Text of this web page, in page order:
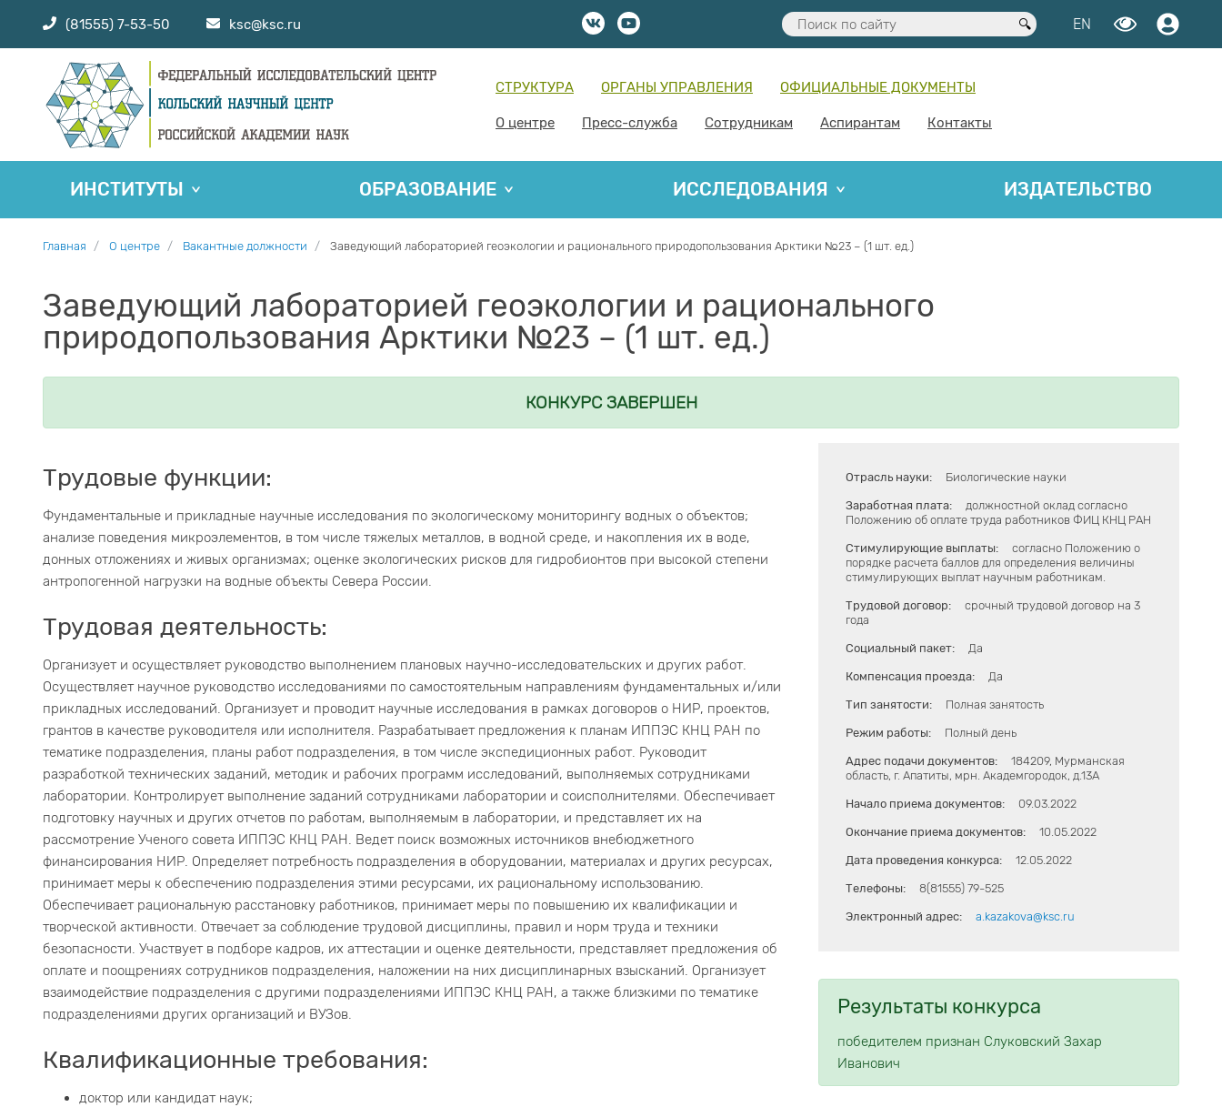
(81555) 7-53-50 ksc@ksc.ru EN
СТРУКТУРА ОРГАНЫ УПРАВЛЕНИЯ ОФИЦИАЛЬНЫЕ ДОКУМЕНТЫ
О центре Пресс-служба Сотрудникам Аспирантам Контакты
ИНСТИТУТЫ ОБРАЗОВАНИЕ ИССЛЕДОВАНИЯ ИЗДАТЕЛЬСТВО
Главная О центре Вакантные должности Заведующий лабораторией геоэкологии и рационального природопользования Арктики №23 – (1 шт. ед.)
Заведующий лабораторией геоэкологии и рационального
природопользования Арктики №23 – (1 шт. ед.)
КОНКУРС ЗАВЕРШЕН
Трудовые функции:
Фундаментальные и прикладные научные исследования по экологическому мониторингу водных о объектов;
анализе поведения микроэлементов, в том числе тяжелых металлов, в водной среде, и накопления их в воде,
донных отложениях и живых организмах; оценке экологических рисков для гидробионтов при высокой степени
антропогенной нагрузки на водные объекты Севера России.
Трудовая деятельность:
Организует и осуществляет руководство выполнением плановых научно-исследовательских и других работ.
Осуществляет научное руководство исследованиями по самостоятельным направлениям фундаментальных и/или
прикладных исследований. Организует и проводит научные исследования в рамках договоров о НИР, проектов,
грантов в качестве руководителя или исполнителя. Разрабатывает предложения к планам ИППЭС КНЦ РАН по
тематике подразделения, планы работ подразделения, в том числе экспедиционных работ. Руководит
разработкой технических заданий, методик и рабочих программ исследований, выполняемых сотрудниками
лаборатории. Контролирует выполнение заданий сотрудниками лаборатории и соисполнителями. Обеспечивает
подготовку научных и других отчетов по работам, выполняемым в лаборатории, и представляет их на
рассмотрение Ученого совета ИППЭС КНЦ РАН. Ведет поиск возможных источников внебюджетного
финансирования НИР. Определяет потребность подразделения в оборудовании, материалах и других ресурсах,
принимает меры к обеспечению подразделения этими ресурсами, их рациональному использованию.
Обеспечивает рациональную расстановку работников, принимает меры по повышению их квалификации и
творческой активности. Отвечает за соблюдение трудовой дисциплины, правил и норм труда и техники
безопасности. Участвует в подборе кадров, их аттестации и оценке деятельности, представляет предложения об
оплате и поощрениях сотрудников подразделения, наложении на них дисциплинарных взысканий. Организует
взаимодействие подразделения с другими подразделениями ИППЭС КНЦ РАН, а также близкими по тематике
подразделениями других организаций и ВУЗов.
Квалификационные требования:
доктор или кандидат наук;
Отрасль науки: Биологические науки
Заработная плата:
должностной оклад согласно
Положению об оплате труда работников ФИЦ КНЦ РАН
Стимулирующие выплаты:
согласно Положению о
порядке расчета баллов для определения величины
стимулирующих выплат научным работникам.
Трудовой договор:
срочный трудовой договор на 3
года
Социальный пакет: Да
Компенсация проезда: Да
Тип занятости: Полная занятость
Режим работы: Полный день
Адрес подачи документов:
184209, Мурманская
область, г. Апатиты, мрн. Академгородок, д.13А
Начало приема документов: 09.03.2022
Окончание приема документов: 10.05.2022
Дата проведения конкурса: 12.05.2022
Телефоны: 8(81555) 79-525
Электронный адрес: a.kazakova@ksc.ru
Результаты конкурса
победителем признан Слуковский Захар
Иванович